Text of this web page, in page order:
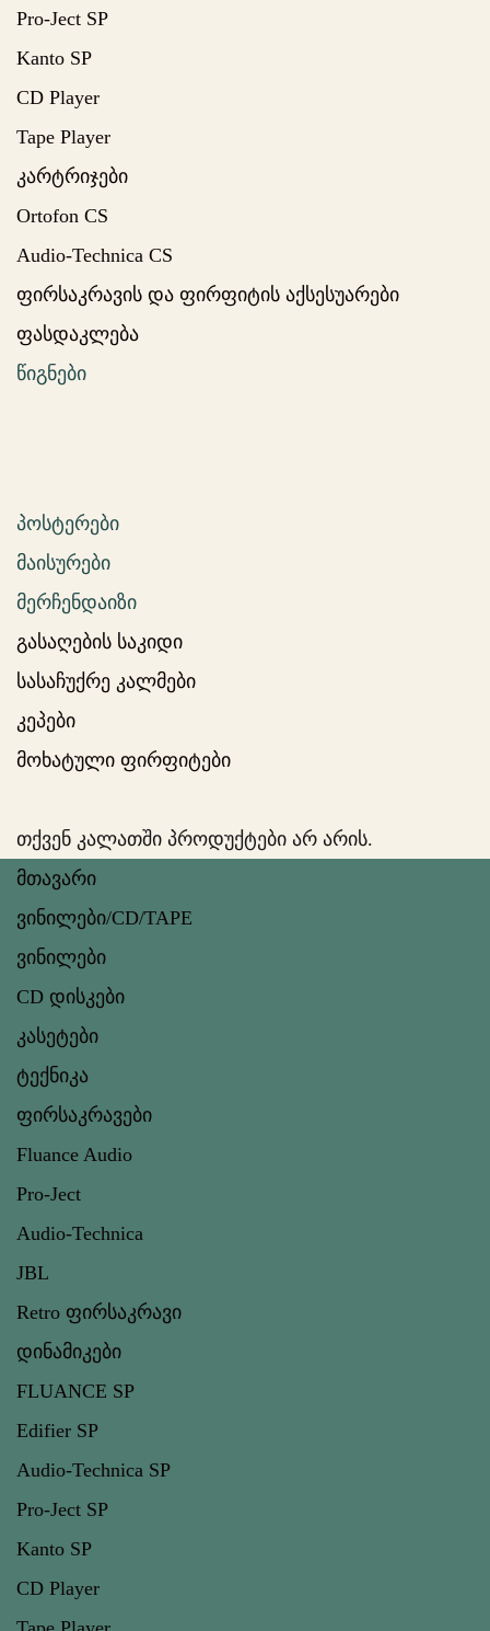
Pro-Ject SP
Kanto SP
CD Player
Tape Player
კარტრიჯები
Ortofon CS
Audio-Technica CS
ფირსაკრავის და ფირფიტის აქსესუარები
ფასდაკლება
წიგნები
პოსტერები
მაისურები
მერჩენდაიზი
გასაღების საკიდი
სასაჩუქრე კალმები
კეპები
მოხატული ფირფიტები
თქვენ კალათში პროდუქტები არ არის.
მთავარი
ვინილები/CD/TAPE
ვინილები
CD დისკები
კასეტები
ტექნიკა
ფირსაკრავები
Fluance Audio
Pro-Ject
Audio-Technica
JBL
Retro ფირსაკრავი
დინამიკები
FLUANCE SP
Edifier SP
Audio-Technica SP
Pro-Ject SP
Kanto SP
CD Player